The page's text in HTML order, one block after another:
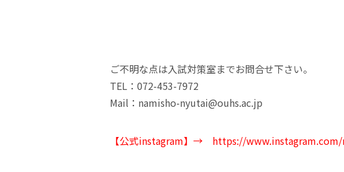
ご不明な点は入試対策室までお問合せ下さい。
TEL：072-453-7972
Mail：namisho-nyutai@ouhs.ac.jp
【公式instagram】 → https://